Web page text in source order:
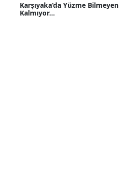
Karşıyaka’da Yüzme Bilmeyen
Kalmıyor...